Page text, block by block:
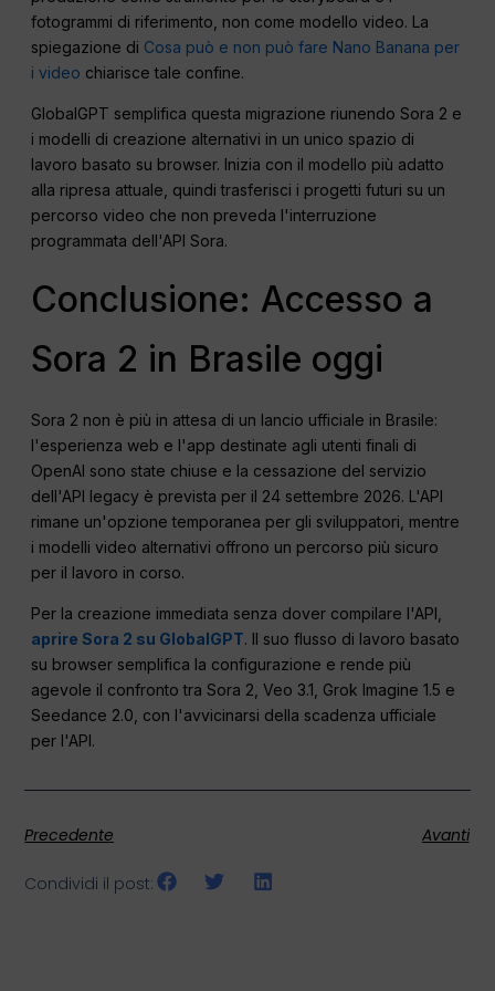
fotogrammi di riferimento, non come modello video. La
spiegazione di Cosa può e non può fare Nano Banana per
i video chiarisce tale confine.
GlobalGPT semplifica questa migrazione riunendo Sora 2 e
i modelli di creazione alternativi in un unico spazio di
lavoro basato su browser. Inizia con il modello più adatto
alla ripresa attuale, quindi trasferisci i progetti futuri su un
percorso video che non preveda l'interruzione
programmata dell'API Sora.
Conclusione: Accesso a
Sora 2 in Brasile oggi
Sora 2 non è più in attesa di un lancio ufficiale in Brasile:
l'esperienza web e l'app destinate agli utenti finali di
OpenAI sono state chiuse e la cessazione del servizio
dell'API legacy è prevista per il 24 settembre 2026. L'API
rimane un'opzione temporanea per gli sviluppatori, mentre
i modelli video alternativi offrono un percorso più sicuro
per il lavoro in corso.
Per la creazione immediata senza dover compilare l'API,
aprire Sora 2 su GlobalGPT. Il suo flusso di lavoro basato
su browser semplifica la configurazione e rende più
agevole il confronto tra Sora 2, Veo 3.1, Grok Imagine 1.5 e
Seedance 2.0, con l'avvicinarsi della scadenza ufficiale
per l'API.
Precedente Avanti
Condividi il post: